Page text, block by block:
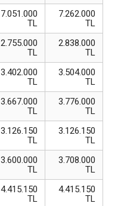
7.051.000
TL
7.262.000
TL
2.755.000
TL
2.838.000
TL
3.402.000
TL
3.504.000
TL
3.667.000
TL
3.776.000
TL
3.126.150
TL
3.126.150
TL
3.600.000
TL
3.708.000
TL
4.415.150
TL
4.415.150
TL